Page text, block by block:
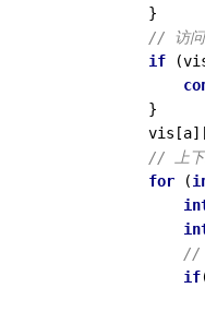
            }
// 访问
if
            }
// 上下
for (
//
if